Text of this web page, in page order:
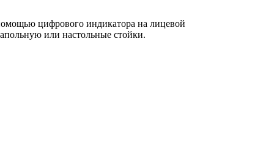
цифрового индикатора на лицевой
или настольные стойки.